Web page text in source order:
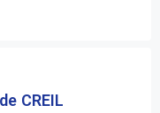
CREIL